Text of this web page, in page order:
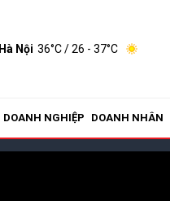
Hà Nội 36°C/ 26 - 37°C
DOANH NGHIỆP DOANH NHÂN